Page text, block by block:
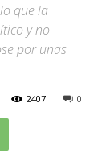
que la
y no
por unas
0
2407